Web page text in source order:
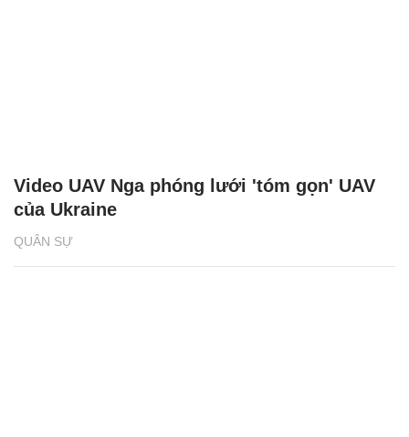
QUÂN SỰ
Video UAV Nga phóng lưới 'tóm gọn' UAV
của Ukraine